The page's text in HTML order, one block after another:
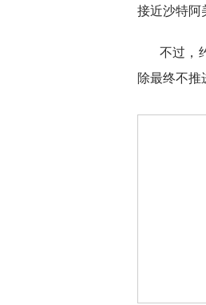
接近沙特阿
不过，
除最终不推